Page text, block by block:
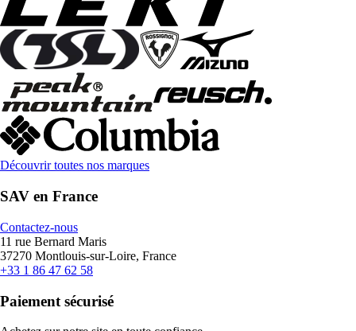
Découvrir toutes nos marques
SAV en France
Contactez-nous
11 rue Bernard Maris
37270 Montlouis-sur-Loire, France
+33 1 86 47 62 58
Paiement sécurisé